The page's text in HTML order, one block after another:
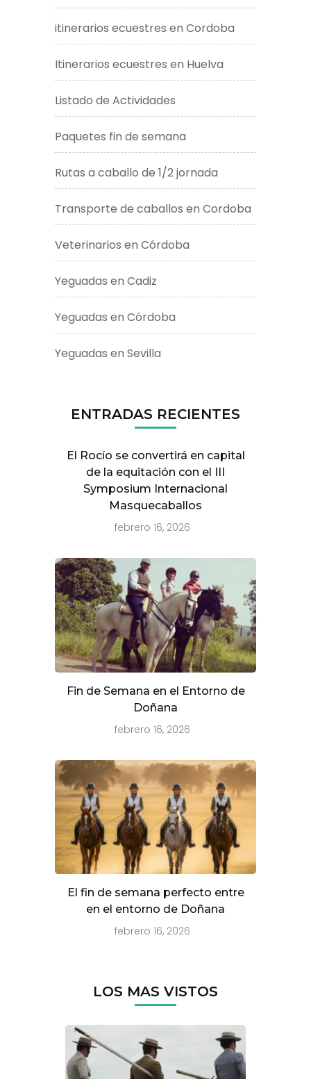
itinerarios ecuestres en Cordoba
Itinerarios ecuestres en Huelva
Listado de Actividades
Paquetes fin de semana
Rutas a caballo de 1/2 jornada
Transporte de caballos en Cordoba
Veterinarios en Córdoba
Yeguadas en Cadiz
Yeguadas en Córdoba
Yeguadas en Sevilla
ENTRADAS RECIENTES
El Rocío se convertirá en capital
de la equitación con el III
Symposium Internacional
Masquecaballos
febrero 16, 2026
Fin de Semana en el Entorno de
Doñana
febrero 16, 2026
El fin de semana perfecto entre
en el entorno de Doñana
febrero 16, 2026
LOS MAS VISTOS